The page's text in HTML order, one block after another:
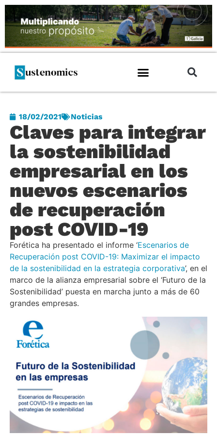
18/02/2021 Noticias
Claves para integrar
la sostenibilidad
empresarial en los
nuevos escenarios
de recuperación
post COVID-19
Forética ha presentado el informe ‘Escenarios de
Recuperación post COVID-19: Maximizar el impacto
de la sostenibilidad en la estrategia corporativa’, en el
marco de la alianza empresarial sobre el ‘Futuro de la
Sostenibilidad’ puesta en marcha junto a más de 60
grandes empresas.